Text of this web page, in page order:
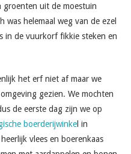
groenten uit de moestuin
was helemaal weg van de ezel
in de vuurkorf fikkie steken en
het erf niet af maar we
gezien. We mochten
de eerste dag zijn we op
boerderijwinke l in
vlees en boerenkaas